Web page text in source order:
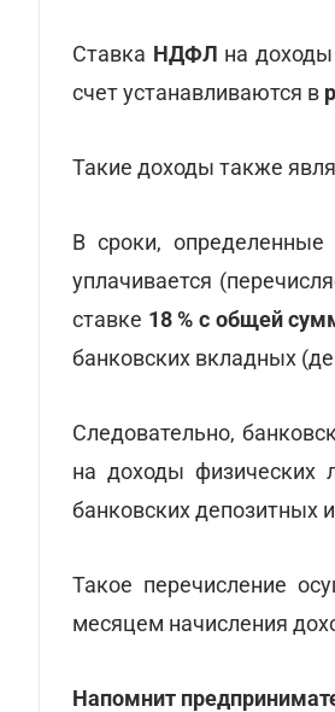
Ставка НДФЛ на
счет устанавливаются в
Такие доходы также
В сроки,
уплачивается
ставке 18 % с общей
банковских вкладных
Следовательно,
на доходы физических
банковских депозитных
Такое перечисление
месяцем начисления
Напомнит